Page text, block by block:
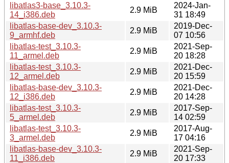
libatlas3-base_3.10.3-
14_i386.deb
2.9 MiB
2024-Jan-
31 18:49
libatlas-base-dev_3.10.3-
9_armhf.deb
2.9 MiB
2019-Dec-
07 10:56
libatlas-test_3.10.3-
11_armel.deb
2.9 MiB
2021-Sep-
20 18:28
libatlas-test_3.10.3-
12_armel.deb
2.9 MiB
2021-Dec-
20 15:59
libatlas-base-dev_3.10.3-
12_i386.deb
2.9 MiB
2021-Dec-
20 14:28
libatlas-test_3.10.3-
5_armel.deb
2.9 MiB
2017-Sep-
14 02:59
libatlas-test_3.10.3-
3_armel.deb
2.9 MiB
2017-Aug-
17 04:16
libatlas-base-dev_3.10.3-
11_i386.deb
2.9 MiB
2021-Sep-
20 17:33